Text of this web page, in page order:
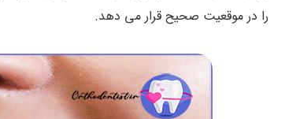
را در موقعیت صحیح قرار می دهد.